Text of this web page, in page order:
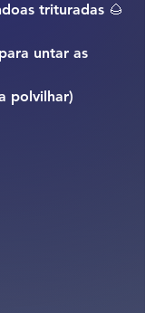
trituradas 🌰
untar as
polvilhar)